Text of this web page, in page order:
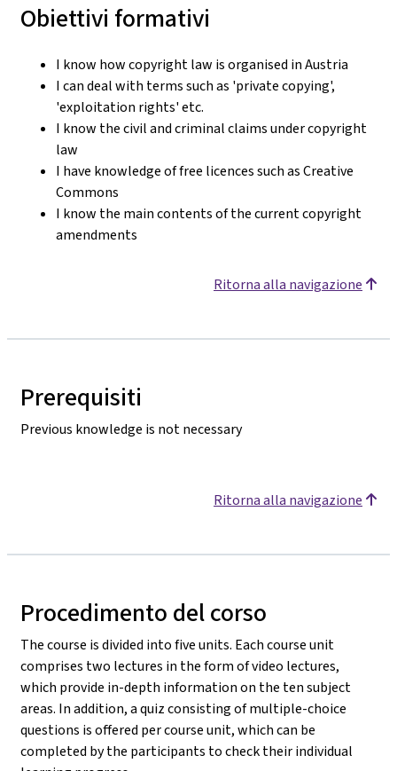
Obiettivi formativi
I know how copyright law is organised in Austria
I can deal with terms such as 'private copying',
'exploitation rights' etc.
I know the civil and criminal claims under copyright
law
I have knowledge of free licences such as Creative
Commons
I know the main contents of the current copyright
amendments
Ritorna alla navigazione
Prerequisiti
Previous knowledge is not necessary
Ritorna alla navigazione
Procedimento del corso
The course is divided into five units. Each course unit
comprises two lectures in the form of video lectures,
which provide in-depth information on the ten subject
areas. In addition, a quiz consisting of multiple-choice
questions is offered per course unit, which can be
completed by the participants to check their individual